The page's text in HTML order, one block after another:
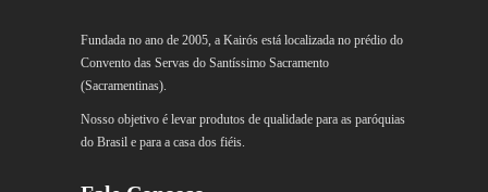
Fundada no ano de 2005, a Kairós está localizada no prédio do
Convento das Servas do Santíssimo Sacramento
(Sacramentinas).
Nosso objetivo é levar produtos de qualidade para as paróquias
do Brasil e para a casa dos fiéis.